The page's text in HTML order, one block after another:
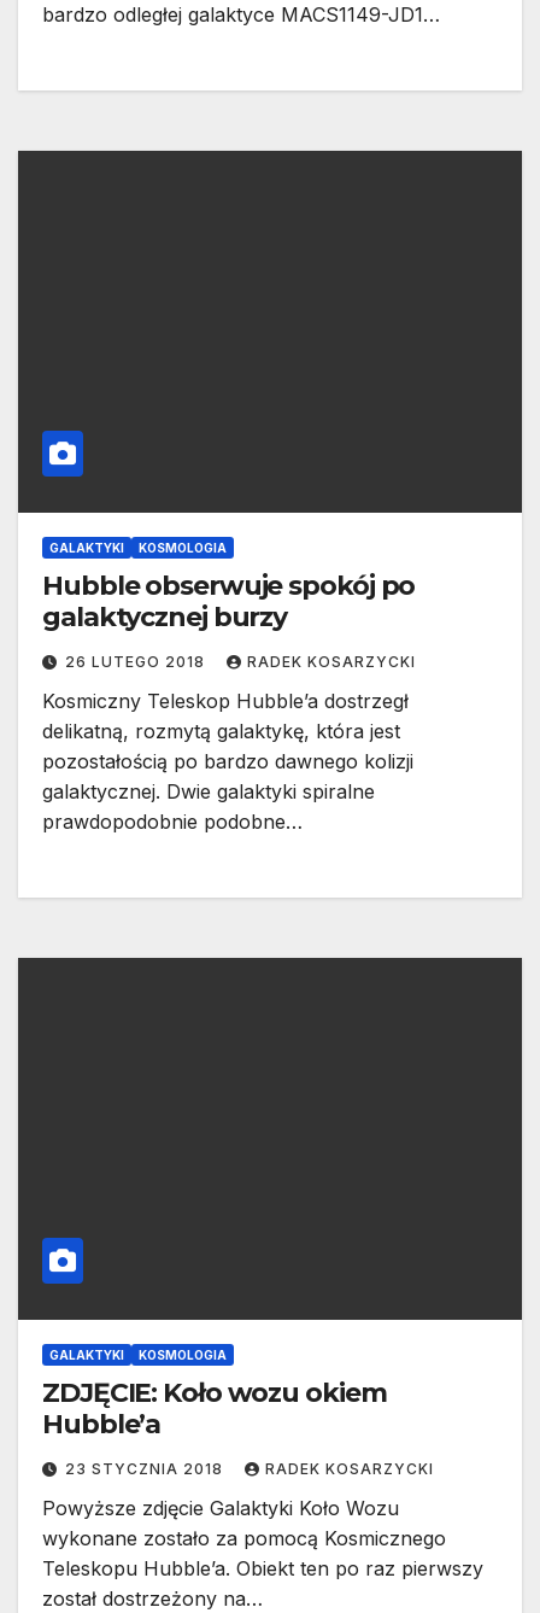
bardzo odległej galaktyce MACS1149-JD1…
GALAKTYKI KOSMOLOGIA
Hubble obserwuje spokój po
galaktycznej burzy
26 LUTEGO 2018 RADEK KOSARZYCKI
Kosmiczny Teleskop Hubble’a dostrzegł
delikatną, rozmytą galaktykę, która jest
pozostałością po bardzo dawnego kolizji
galaktycznej. Dwie galaktyki spiralne
prawdopodobnie podobne…
GALAKTYKI KOSMOLOGIA
ZDJĘCIE: Koło wozu okiem
Hubble’a
23 STYCZNIA 2018 RADEK KOSARZYCKI
Powyższe zdjęcie Galaktyki Koło Wozu
wykonane zostało za pomocą Kosmicznego
Teleskopu Hubble’a. Obiekt ten po raz pierwszy
został dostrzeżony na…